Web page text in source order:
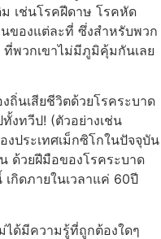
เช่นโรคฝีดาษ โรคหัด
ของแต่ละที่ ซึ่งสำหรับพวก
พวกเขาไม่มีภูมิคุ้มกันเลย
นเสียชีวิตด้วยโรคระบาด
ทั้งทวีป! (ตัวอย่างเช่น
ประเทศเม็กซิโกในปัจจุบัน
ด้วยฝีมือของโรคระบาด
กิดภายในเวลาแค่ 60ปี
ด้มีความรู้ที่ถูกต้องใดๆ